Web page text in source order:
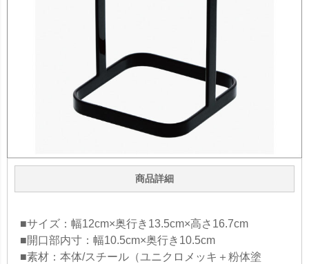
商品詳細
■サイズ：幅12cm×奥行き13.5cm×高さ16.7cm
■開口部内寸：幅10.5cm×奥行き10.5cm
■素材：本体/スチール（ユニクロメッキ＋粉体塗